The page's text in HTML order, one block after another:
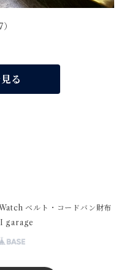
る
ベルト・コードバン財布
garage